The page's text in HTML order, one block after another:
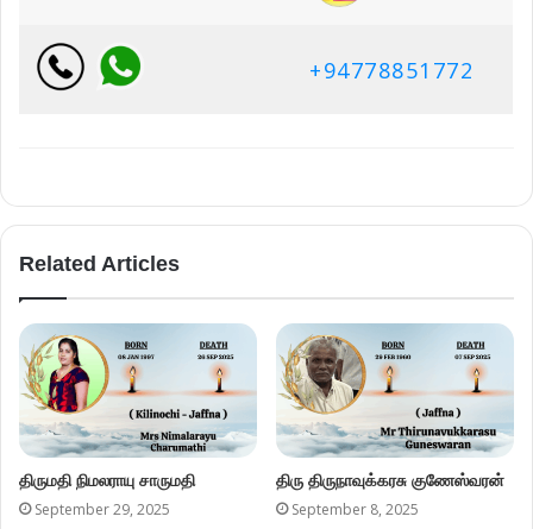
+94778851772
Related Articles
திருமதி நிமலராயு சாருமதி
September 29, 2025
திரு திருநாவுக்கரசு குணேஸ்வரன்
September 8, 2025